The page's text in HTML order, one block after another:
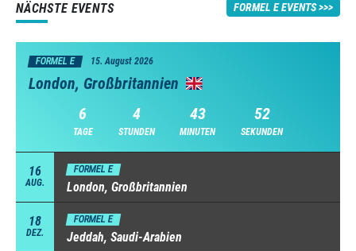
NÄCHSTE EVENTS FORMEL E EVENTS
FORMEL E 15. August 2026
London, Großbritannien
6
TAGE
4
STUNDEN
43
MINUTEN
51
SEKUNDEN
16
AUG.
FORMEL E
London, Großbritannien
18
DEZ.
FORMEL E
Jeddah, Saudi-Arabien